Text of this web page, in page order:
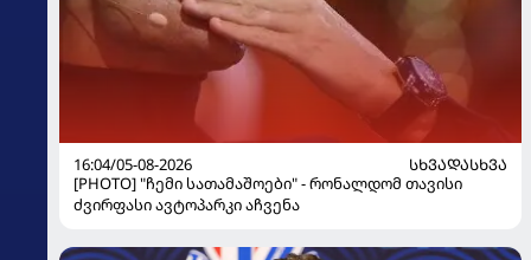
16:04/05-08-2026
ᲡᲮᲕᲐᲓᲐᲡᲮᲕᲐ
[PHOTO] "ჩემი სათამაშოები" - რონალდომ თავისი
ძვირფასი ავტოპარკი აჩვენა